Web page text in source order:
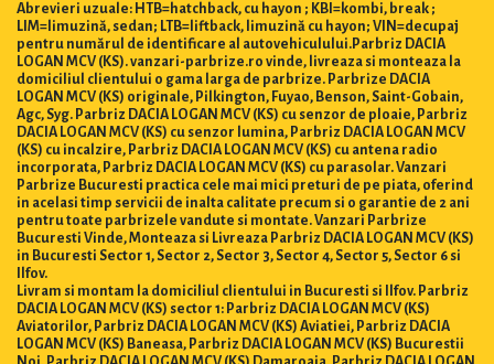
Abrevieri uzuale: HTB=hatchback, cu hayon ; KBI=kombi, break ;
LIM=limuzină, sedan; LTB=liftback, limuzină cu hayon; VIN=decupaj
pentru numărul de identificare al autovehiculului.Parbriz DACIA
LOGAN MCV (KS). vanzari-parbrize.ro vinde, livreaza si monteaza la
domiciliul clientului o gama larga de parbrize. Parbrize DACIA
LOGAN MCV (KS) originale, Pilkington, Fuyao, Benson, Saint-Gobain,
Agc, Syg. Parbriz DACIA LOGAN MCV (KS) cu senzor de ploaie, Parbriz
DACIA LOGAN MCV (KS) cu senzor lumina, Parbriz DACIA LOGAN MCV
(KS) cu incalzire, Parbriz DACIA LOGAN MCV (KS) cu antena radio
incorporata, Parbriz DACIA LOGAN MCV (KS) cu parasolar. Vanzari
Parbrize Bucuresti practica cele mai mici preturi de pe piata, oferind
in acelasi timp servicii de inalta calitate precum si o garantie de 2 ani
pentru toate parbrizele vandute si montate. Vanzari Parbrize
Bucuresti Vinde, Monteaza si Livreaza Parbriz DACIA LOGAN MCV (KS)
in Bucuresti Sector 1, Sector 2, Sector 3, Sector 4, Sector 5, Sector 6 si
Ilfov.
Livram si montam la domiciliul clientului in Bucuresti si Ilfov. Parbriz
DACIA LOGAN MCV (KS) sector 1: Parbriz DACIA LOGAN MCV (KS)
Aviatorilor, Parbriz DACIA LOGAN MCV (KS) Aviatiei, Parbriz DACIA
LOGAN MCV (KS) Baneasa, Parbriz DACIA LOGAN MCV (KS) Bucurestii